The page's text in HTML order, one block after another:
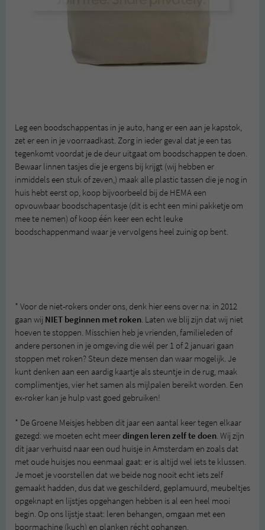
Leg een boodschappentas in je auto, hang er een aan je kapstok,
zet er een in je voorraadkast. Zorg in ieder geval dat je een tas
tegenkomt voordat je de deur uitgaat om boodschappen te doen.
Bewaar linnen tasjes die je ergens bij krijgt (wij hebben er
inmiddels een stuk of zeven,) maak alle plastic tassen die je nog in
huis hebt eerst op, koop bijvoorbeeld bij de HEMA een
opvouwbaar boodschapentasje (dit is echt een mini pakketje om
mee te nemen) of koop één keer een echt leuke
boodschappenmand waar je vervolgens heel zuinig op bent.
* Voor de niet-rokers onder ons, denk hier eens over na: in 2012
gaan wij NIET beginnen met roken. Laten we blij zijn dat wij niet
hoeven te stoppen. Misschien heb je vrienden, familieleden of
andere personen in je omgeving die wél per 1 of 2 januari gaan
stoppen met roken? Steun deze mensen dan waar mogelijk. Je
kunt denken aan een aardig kaartje als steuntje in de rug, maak
complimentjes, vier het samen als mijlpalen bereikt worden. Een
ex-roker kan je hulp vast goed gebruiken!
* De Groene Meisjes hebben dit jaar een aantal keer tegen elkaar
gezegd: we moeten echt meerdingen leren zelf te doen. Wij zijn
dit jaar verhuisd naar een oud huisje in Amsterdam en zoals dat
met oude huisjes nou eenmaal gaat: er is altijd wel iets te klussen.
Je moet je voorstellen dat we beide nog nooit echt iets zelf
gemaakt hadden, dus dat we geschilderd, geplamuurd, meubeltjes
opgeknapt en lijstjes opgehangen hebben is al een heel mooi
begin. Op ons lijstje staat: leren behangen, omgaan met een
boormachine (kuch) en planken récht ophangen.